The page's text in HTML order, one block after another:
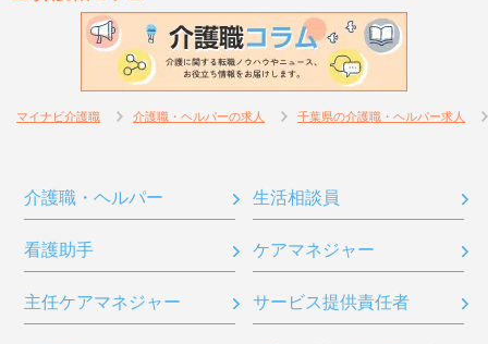
マイナビ介護職 介護職・ヘルパーの求人 千葉県の介護職・ヘルパー求人
介護職・ヘルパー 生活相談員
看護助手 ケアマネジャー
主任ケアマネジャー サービス提供責任者